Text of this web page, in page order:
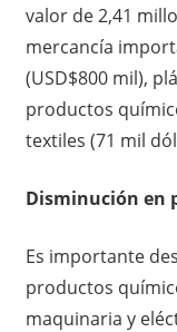
valor de 2,41
mercancía
(USD$800 mil),
productos
textiles (71 mil
Disminución en
Es importante
productos
maquinaria y